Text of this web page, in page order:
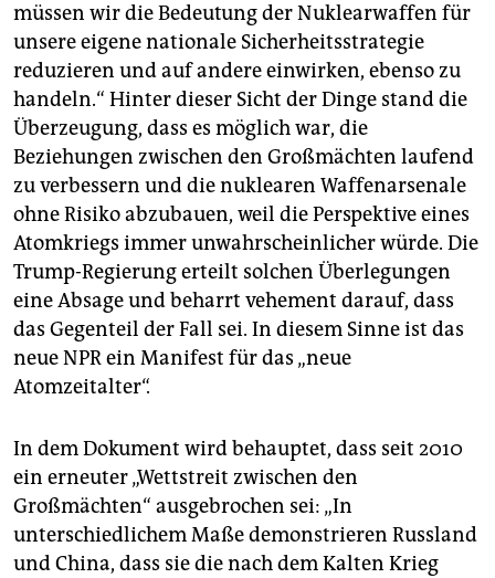
müssen wir die Bedeutung der Nuklearwaffen für
unsere eigene nationale Sicherheitsstrategie
reduzieren und auf andere einwirken, ebenso zu
handeln.“ Hinter dieser Sicht der Dinge stand die
Überzeugung, dass es möglich war, die
Beziehungen zwischen den Großmächten laufend
zu verbessern und die nuklearen Waffenarsenale
ohne Risiko abzubauen, weil die Perspektive eines
Atomkriegs immer unwahrscheinlicher würde. Die
Trump-Regierung erteilt solchen Überlegungen
eine Absage und beharrt vehement darauf, dass
das Gegenteil der Fall sei. In diesem Sinne ist das
neue NPR ein Manifest für das „neue
Atomzeitalter“.
In dem Dokument wird behauptet, dass seit 2010
ein erneuter „Wettstreit zwischen den
Großmächten“ ausgebrochen sei: „In
unterschiedlichem Maße demonstrieren Russland
und China, dass sie die nach dem Kalten Krieg